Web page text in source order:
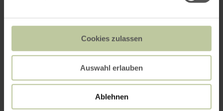
Cookies zulassen
Auswahl erlauben
Ablehnen
Dit kan ook
interessant zijn